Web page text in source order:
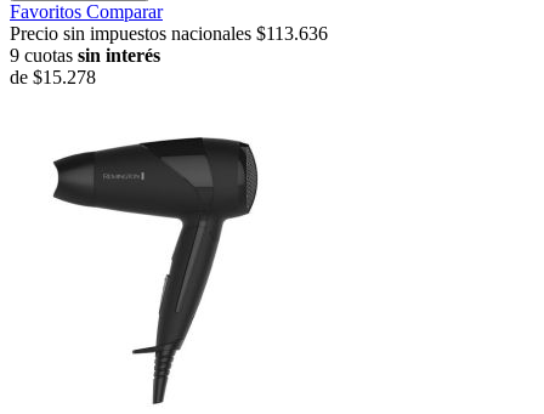
Favoritos Comparar
Precio sin impuestos nacionales $113.636
9 cuotas sin interés
de $15.278